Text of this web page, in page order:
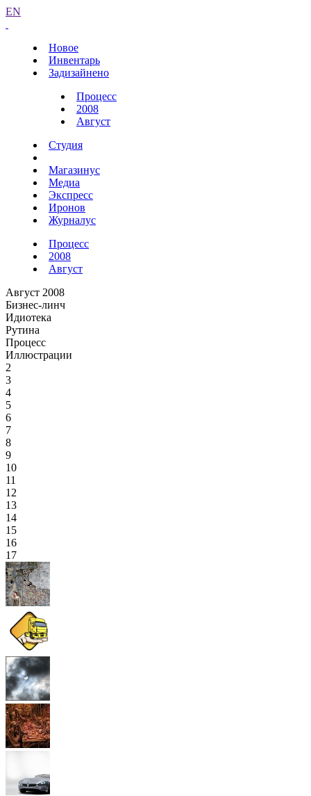
EN
Новое
Инвентарь
Задизайнено
Процесс
2008
Август
Студия
Магазинус
Медиа
Экспресс
Иронов
Журналус
Процесс
2008
Август
Август 2008
Бизнес-линч
Идиотека
Рутина
Процесс
Иллюстрации
2
3
4
5
6
7
8
9
10
11
12
13
14
15
16
17